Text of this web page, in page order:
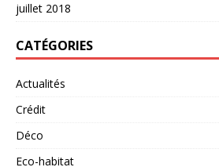
juillet 2018
CATÉGORIES
Actualités
Crédit
Déco
Eco-habitat